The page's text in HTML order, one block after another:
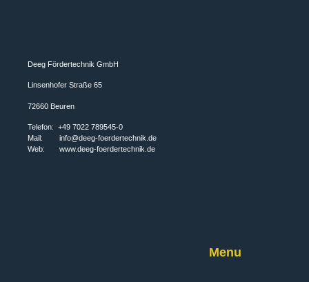
Deeg Fördertechnik GmbH
Linsenhofer Straße 65
72660 Beuren
Telefon: +49 7022 789545-0
Mail: info@deeg-foerdertechnik.de
Web: www.deeg-foerdertechnik.de
Menu